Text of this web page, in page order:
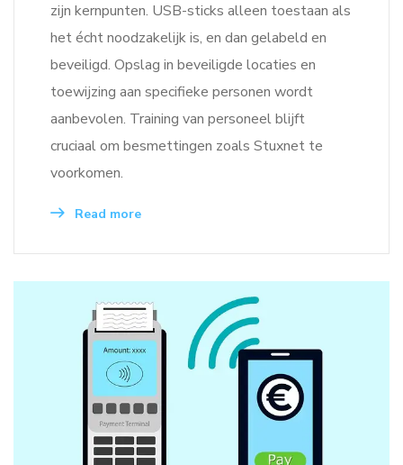
zijn kernpunten. USB-sticks alleen toestaan als
het écht noodzakelijk is, en dan gelabeld en
beveiligd. Opslag in beveiligde locaties en
toewijzing aan specifieke personen wordt
aanbevolen. Training van personeel blijft
cruciaal om besmettingen zoals Stuxnet te
voorkomen.
Read more